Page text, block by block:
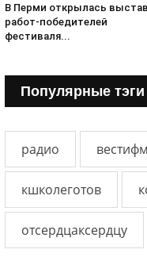
В Перми открылась
работ-победителей
фестиваля...
Популярные тэги
радио вестифм
кшколеготов
отсердцаксердцу